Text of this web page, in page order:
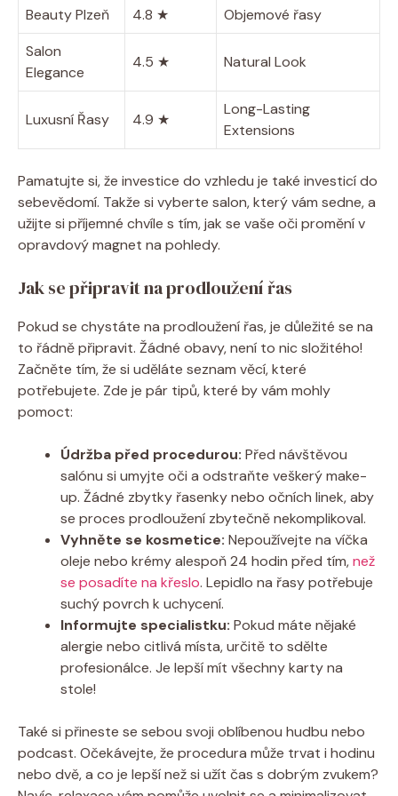
Beauty Plzeň
4.8 ★
Objemové řasy
Salon
Elegance
4.5 ★ Natural Look
Luxusní Řasy 4.9 ★
Long-Lasting
Extensions
Pamatujte si, že investice do vzhledu je také investicí do
sebevědomí. Takže si vyberte salon, který vám sedne, a
užijte si příjemné chvíle s tím, jak se vaše oči promění v
opravdový magnet na pohledy.
Jak se připravit na prodloužení řas
Pokud se chystáte na prodloužení řas, je důležité se na
to řádně připravit. Žádné obavy, není to nic složitého!
Začněte tím, že si uděláte seznam věcí, které
potřebujete. Zde je pár tipů, které by vám mohly
pomoct:
Údržba před procedurou: Před návštěvou
salónu si umyjte oči a odstraňte veškerý make-
up. Žádné zbytky řasenky nebo očních linek, aby
se proces prodloužení zbytečně nekomplikoval.
Vyhněte se kosmetice: Nepoužívejte na víčka
oleje nebo krémy alespoň 24 hodin před tím,než
se posadíte na křeslo. Lepidlo na řasy potřebuje
suchý povrch k uchycení.
Informujte specialistku: Pokud máte nějaké
alergie nebo citlivá místa, určitě to sdělte
profesionálce. Je lepší mít všechny karty na
stole!
Také si přineste se sebou svoji oblíbenou hudbu nebo
podcast. Očekávejte, že procedura může trvat i hodinu
nebo dvě, a co je lepší než si užít čas s dobrým zvukem?